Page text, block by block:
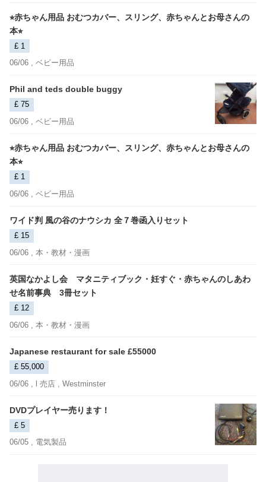
⭐︎赤ちゃん用品 おむつカバー、スリング、赤ちゃんとお母さんの
本⭐︎
£ 1
06/06 , ベビー用品
Phil and teds double buggy
£ 75
06/06 , ベビー用品
⭐︎赤ちゃん用品 おむつカバー、スリング、赤ちゃんとお母さんの
本⭐︎
£ 1
06/06 , ベビー用品
ワイド判 風の谷のナウシカ 全７巻函入りセット
£ 15
06/06 , 本・教材・漫画
英国なかよし会 マタニティブック・妊すぐ・赤ちゃんのしあわ
せ名前事典 3冊セット
£ 12
06/06 , 本・教材・漫画
Japanese restaurant for sale £55000
£ 55,000
06/06 , l 売店 , Westminster
DVDプレイヤー売ります！
£ 5
06/05 , 電気製品